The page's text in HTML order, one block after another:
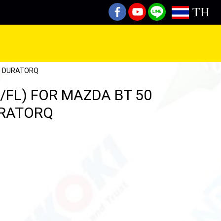
TH
FL) FOR MAZDA BT 50